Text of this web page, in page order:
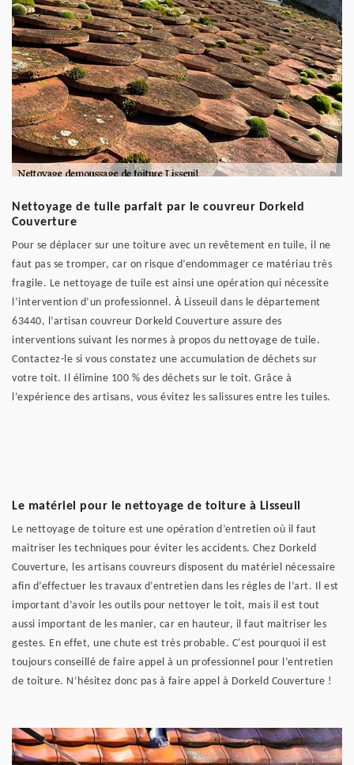
Nettoyage de tuile parfait par le couvreur Dorkeld
Couverture
Pour se déplacer sur une toiture avec un revêtement en tuile, il ne
faut pas se tromper, car on risque d’endommager ce matériau très
fragile. Le nettoyage de tuile est ainsi une opération qui nécessite
l’intervention d’un professionnel. À Lisseuil dans le département
63440, l’artisan couvreur Dorkeld Couverture assure des
interventions suivant les normes à propos du nettoyage de tuile.
Contactez-le si vous constatez une accumulation de déchets sur
votre toit. Il élimine 100 % des déchets sur le toit. Grâce à
l’expérience des artisans, vous évitez les salissures entre les tuiles.
Le matériel pour le nettoyage de toiture à Lisseuil
Le nettoyage de toiture est une opération d’entretien où il faut
maitriser les techniques pour éviter les accidents. Chez Dorkeld
Couverture, les artisans couvreurs disposent du matériel nécessaire
afin d’effectuer les travaux d’entretien dans les règles de l’art. Il est
important d’avoir les outils pour nettoyer le toit, mais il est tout
aussi important de les manier, car en hauteur, il faut maitriser les
gestes. En effet, une chute est très probable. C'est pourquoi il est
toujours conseillé de faire appel à un professionnel pour l’entretien
de toiture. N’hésitez donc pas à faire appel à Dorkeld Couverture !